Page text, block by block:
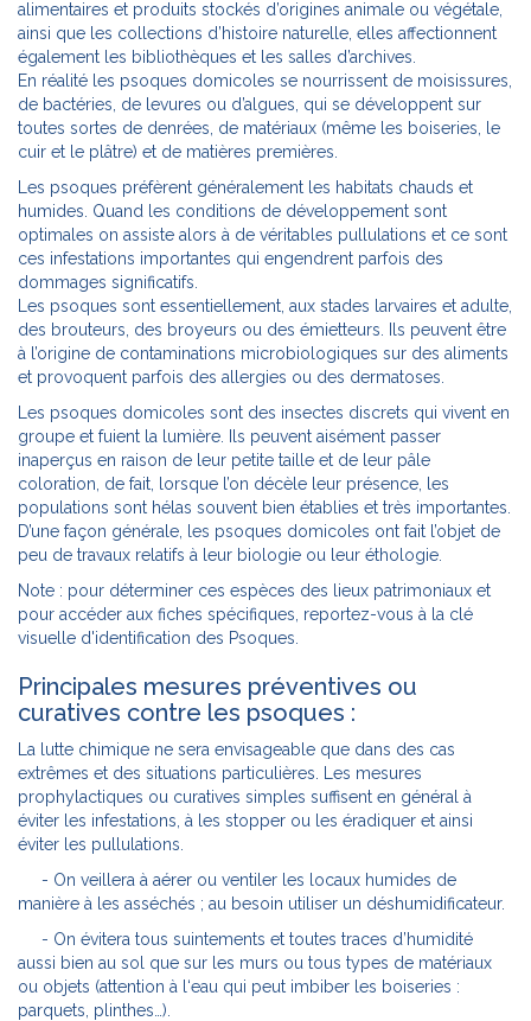
alimentaires et produits stockés d’origines animale ou végétale,
ainsi que les collections d’histoire naturelle, elles affectionnent
également les bibliothèques et les salles d’archives.
En réalité les psoques domicoles se nourrissent de moisissures,
de bactéries, de levures ou d’algues, qui se développent sur
toutes sortes de denrées, de matériaux (même les boiseries, le
cuir et le plâtre) et de matières premières.
Les psoques préfèrent généralement les habitats chauds et
humides. Quand les conditions de développement sont
optimales on assiste alors à de véritables pullulations et ce sont
ces infestations importantes qui engendrent parfois des
dommages significatifs.
Les psoques sont essentiellement, aux stades larvaires et adulte,
des brouteurs, des broyeurs ou des émietteurs. Ils peuvent être
à l’origine de contaminations microbiologiques sur des aliments
et provoquent parfois des allergies ou des dermatoses.
Les psoques domicoles sont des insectes discrets qui vivent en
groupe et fuient la lumière. Ils peuvent aisément passer
inaperçus en raison de leur petite taille et de leur pâle
coloration, de fait, lorsque l’on décèle leur présence, les
populations sont hélas souvent bien établies et très importantes.
D’une façon générale, les psoques domicoles ont fait l’objet de
peu de travaux relatifs à leur biologie ou leur éthologie.
Note : pour déterminer ces espèces des lieux patrimoniaux et
pour accéder aux fiches spécifiques, reportez-vous à la clé
visuelle d'identification des Psoques.
Principales mesures préventives ou
curatives contre les psoques :
La lutte chimique ne sera envisageable que dans des cas
extrêmes et des situations particulières. Les mesures
prophylactiques ou curatives simples suffisent en général à
éviter les infestations, à les stopper ou les éradiquer et ainsi
éviter les pullulations.
- On veillera à aérer ou ventiler les locaux humides de
manière à les asséchés ; au besoin utiliser un déshumidificateur.
- On évitera tous suintements et toutes traces d’humidité
aussi bien au sol que sur les murs ou tous types de matériaux
ou objets (attention à l‘eau qui peut imbiber les boiseries :
parquets, plinthes…).